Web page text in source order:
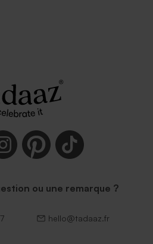
ou une remarque ?
hello@tadaaz.fr